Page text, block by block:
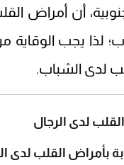
أن أمراض
لذا يجب الوقاية
لدى الشباب.
لدى الرجال
بأمراض القلب لدى